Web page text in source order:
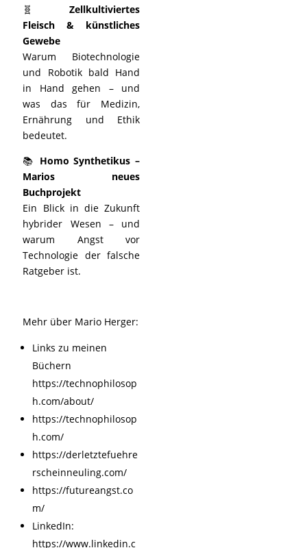
🧬 Zellkultiviertes
Fleisch & künstliches
Gewebe
Warum Biotechnologie
und Robotik bald Hand
in Hand gehen – und
was das für Medizin,
Ernährung und Ethik
bedeutet.
📚 Homo Synthetikus –
Marios neues
Buchprojekt
Ein Blick in die Zukunft
hybrider Wesen – und
warum Angst vor
Technologie der falsche
Ratgeber ist.
Mehr über Mario Herger:
Links zu meinen
Büchern
https://technophilosop
h.com/about/
https://technophilosop
h.com/
https://derletztefuehre
rscheinneuling.com/
https://futureangst.co
m/
LinkedIn:
https://www.linkedin.c